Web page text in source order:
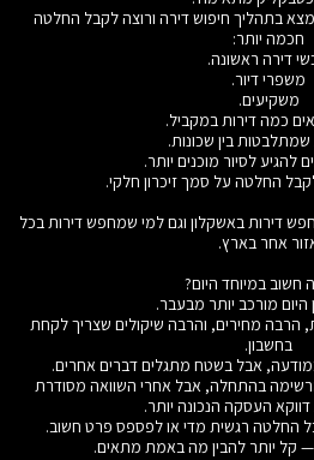
בתהליך חיפוש דירה ורוצה לקבל החלטה
חכמה יותר:
דירה ראשונה.
משפרי דיור.
משקיעים.
כמה דירות במקביל.
בין שכונות.
להגיע לסיור מוכנים יותר.
החלטה על סמך זיכרון חלקי.
דירות באשקלון וגם למי שמחפש דירות בכל
אחר בארץ.
חשוב במיוחד היום?
היום מורכב יותר מבעבר.
הרבה מחירים, והרבה שיקולים שצריך לקחת
בחשבון.
אבל בשטח מתגלים דברים אחרים.
בהתחלה, אבל אחרי השוואה מסודרת
העסקה הנכונה יותר.
החלטה רגשית מדי או לפספס פרט חשוב.
קל יותר להבין מה באמת מתאים.